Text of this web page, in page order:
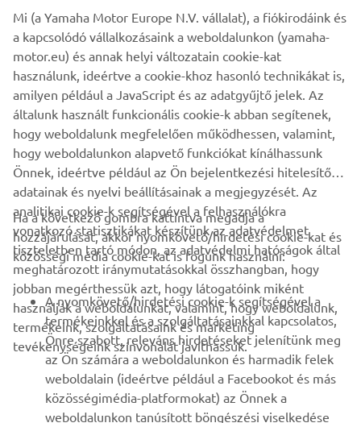
# NIKEN
#Yamaha
#TourdeFrance
#NIKENTourdeFrance
NIKEN » NIKEN GT »
VÁLLALATI
B2B
TÖBB YAMAHA
TÁMOGATÁS
Mi (a Yamaha Motor Europe N.V. vállalat), a fiókirodáink és
a kapcsolódó vállalkozásaink a weboldalunkon (yamaha-
motor.eu) és annak helyi változatain cookie-kat
használunk, ideértve a cookie-khoz hasonló technikákat is,
amilyen például a JavaScript és az adatgyűjtő jelek. Az
általunk használt funkcionális cookie-k abban segítenek,
hogy weboldalunk megfelelően működhessen, valamint,
hogy weboldalunkon alapvető funkciókat kínálhassunk
Önnek, ideértve például az Ön bejelentkezési hitelesítő
adatainak és nyelvi beállításainak a megjegyzését. Az
analitikai cookie-k segítségével a felhasználókra
vonatkozó statisztikákat készítünk az adatvédelmet
tiszteletben tartó módon, az adatvédelmi hatóságok által
meghatározott iránymutatásokkal összhangban, hogy
jobban megérthessük azt, hogy látogatóink miként
használják a weboldalunkat, valamint, hogy weboldalunk,
termékeink, szolgáltatásaink és marketing
tevékenységeink színvonalát javíthassuk.
Ha a következő gombra kattintva megadja a
hozzájárulását, akkor nyomkövető/hirdetési cookie-kat és
közösségi média cookie-kat is fogunk használni:
A nyomkövető/hirdetési cookie-k segítségével a
termékeinkkel és a szolgáltatásainkkal kapcsolatos,
Önre szabott, releváns hirdetéseket jelenítünk meg
az Ön számára a weboldalunkon és harmadik felek
weboldalain (ideértve például a Facebookot és más
közösségimédia-platformokat) az Önnek a
weboldalunkon tanúsított böngészési viselkedése